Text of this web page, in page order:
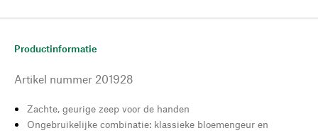
Productinformatie
Artikel nummer 201928
Zachte, geurige zeep voor de handen
Ongebruikelijke combinatie: klassieke bloemengeur en